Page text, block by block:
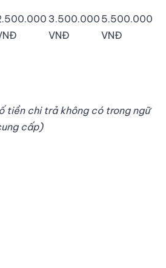
3.500.000
VNĐ
5.500.000
VNĐ
tiền chi trả không có trong ngữ
cấp)